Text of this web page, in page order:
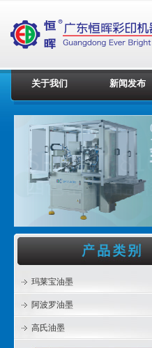
关于我们 新闻发布
玛莱宝油墨
阿波罗油墨
高氏油墨